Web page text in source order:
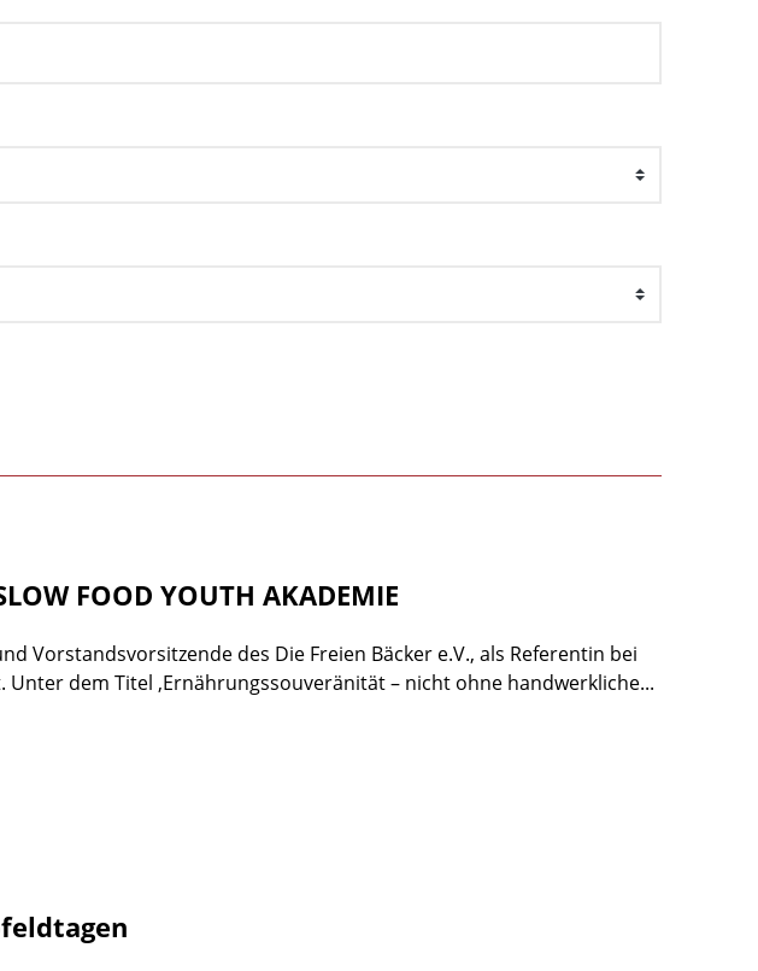
FOOD YOUTH AKADEMIE
Vorstandsvorsitzende des Die Freien Bäcker e.V., als Referentin bei
Unter dem Titel ‚Ernährungssouveränität – nicht ohne handwerkliche...